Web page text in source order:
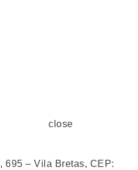
close
695 – Vila Bretas, CEP: